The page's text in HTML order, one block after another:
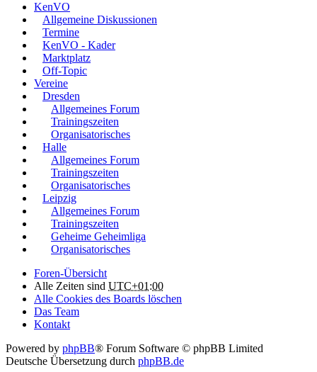
KenVO
Allgemeine Diskussionen
Termine
KenVO - Kader
Marktplatz
Off-Topic
Vereine
Dresden
Allgemeines Forum
Trainingszeiten
Organisatorisches
Halle
Allgemeines Forum
Trainingszeiten
Organisatorisches
Leipzig
Allgemeines Forum
Trainingszeiten
Geheime Geheimliga
Organisatorisches
Foren-Übersicht
Alle Zeiten sind UTC+01:00
Alle Cookies des Boards löschen
Das Team
Kontakt
Powered by phpBB® Forum Software © phpBB Limited
Deutsche Übersetzung durch phpBB.de